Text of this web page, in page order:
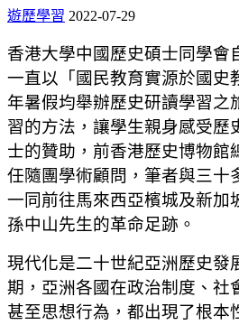
遊歷學習 2022-07-29
香港大學中國歷史碩士同學會
一直以「國民教育實源於國史
年暑假均舉辦歷史研讀學習之
習的方法，讓學生親身感受歷
士的贊助，前香港歷史博物館
任隨團學術顧問，筆者與三十
一同前往馬來西亞檳城及新加
孫中山先生的革命足跡。
現代化是二十世紀亞洲歷史發
期，亞洲各國在政治制度、社
甚至思想行為，都出現了根本